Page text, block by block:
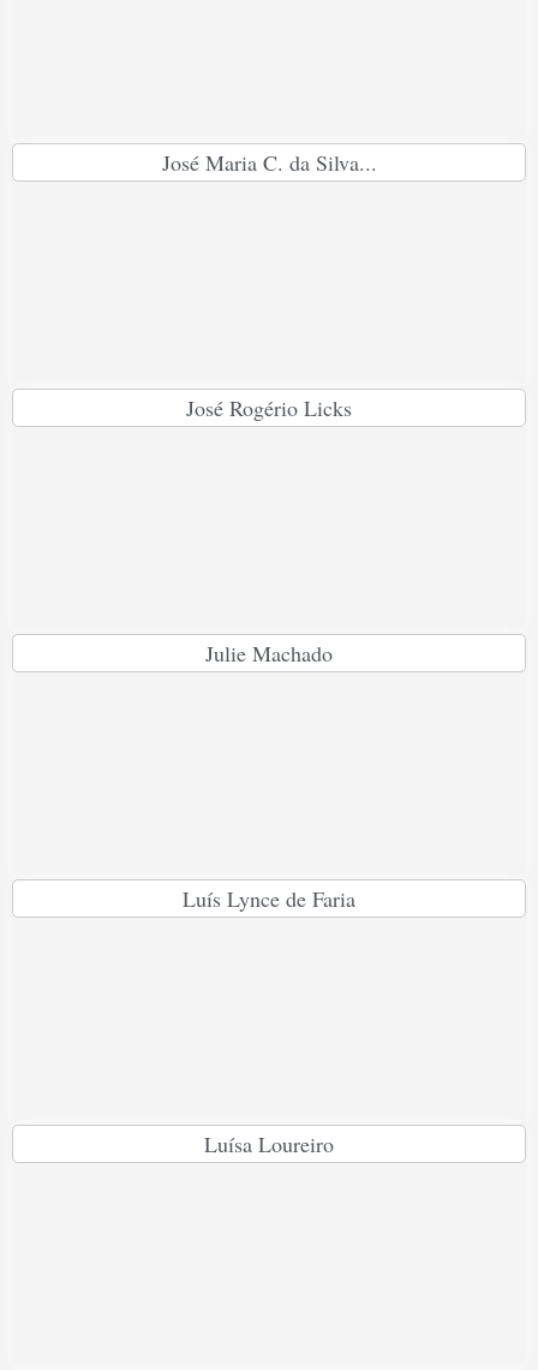
José Maria C. da Silva...
José Rogério Licks
Julie Machado
Luís Lynce de Faria
Luísa Loureiro